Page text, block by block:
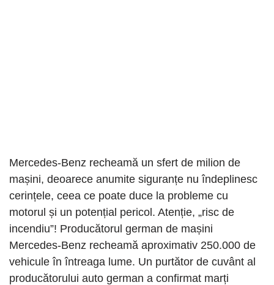
Mercedes-Benz recheamă un sfert de milion de
mașini, deoarece anumite siguranțe nu îndeplinesc
cerințele, ceea ce poate duce la probleme cu
motorul și un potențial pericol. Atenție, „risc de
incendiu”! Producătorul german de mașini
Mercedes-Benz recheamă aproximativ 250.000 de
vehicule în întreaga lume. Un purtător de cuvânt al
producătorului auto german a confirmat marți